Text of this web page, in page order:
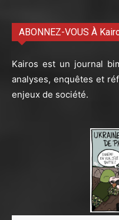
ABONNEZ-VOUS À
Kairos est un journal
analyses, enquêtes et
enjeux de société.